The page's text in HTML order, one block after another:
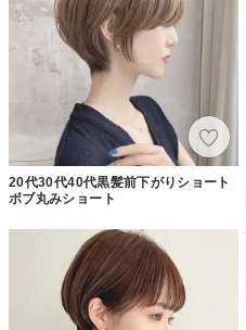
20代30代40代黒髪前下がりショート
ボブ丸みショート